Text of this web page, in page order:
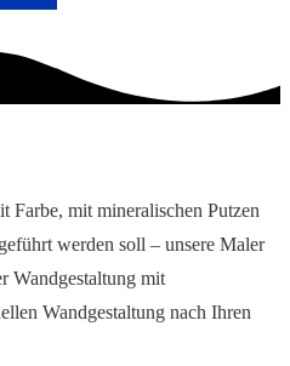
Farbe, mit mineralischen Putzen
werden soll – unsere Maler
Wandgestaltung mit
Wandgestaltung nach Ihren